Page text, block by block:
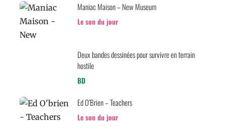
Maniac Maison – New Museum
Le son du jour
Deux bandes dessinées pour survivre en terrain
hostile
BD
Ed O’Brien – Teachers
Le son du jour